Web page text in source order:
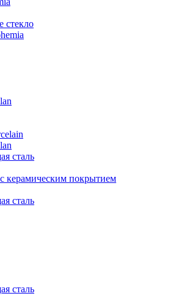
стекло
сталь
керамическим покрытием
сталь
сталь